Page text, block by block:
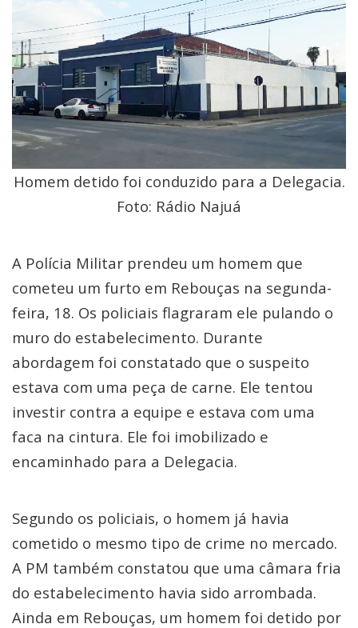
Homem detido foi conduzido para a Delegacia.
Foto: Rádio Najuá
A Polícia Militar prendeu um homem que
cometeu um furto em Rebouças na segunda-
feira, 18. Os policiais flagraram ele pulando o
muro do estabelecimento. Durante
abordagem foi constatado que o suspeito
estava com uma peça de carne. Ele tentou
investir contra a equipe e estava com uma
faca na cintura. Ele foi imobilizado e
encaminhado para a Delegacia.
Segundo os policiais, o homem já havia
cometido o mesmo tipo de crime no mercado.
A PM também constatou que uma câmara fria
do estabelecimento havia sido arrombada.
Ainda em Rebouças, um homem foi detido por